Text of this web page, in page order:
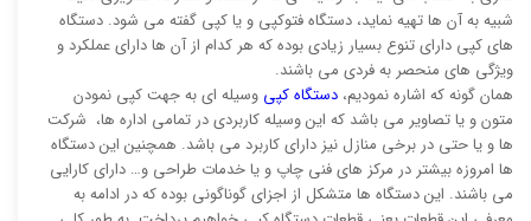
شبیه به آن ها تهیه نماید، دستگاه فتوکپی و یا کپی گفته می شود. دستگاه
های کپی دارای تنوع بسیار زیادی بوده که هر کدام از آن ها دارای عملکرد و
ویژگی های منحصر به فردی می باشند.
همان گونه که اشاره نمودیم، دستگاه کپی وسیله ای به جهت کپی نمودن
متون و یا تصاویر می باشد که این وسیله کاربردی در تمامی اداره ها، شرکت
ها و یا حتی در برخی منازل نیز دارای کاربرد می باشد. همچنین این دستگاه
ها امروزه بیشتر در مرکز های فنی چاپ و یا خدمات طراحی و… دارای کارایی
می باشند. این دستگاه ها متشکل از اجزای گوناگونی بوده که در ادامه به